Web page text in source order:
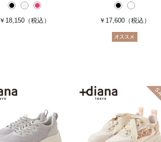
￥18,150 （税込） ￥17,600 （税込）